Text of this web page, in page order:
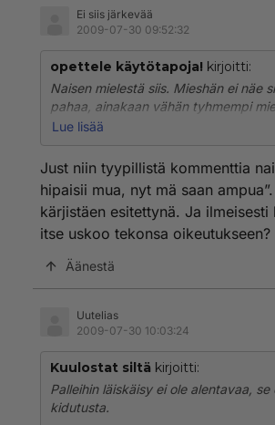
Ei siis järkevää
2009-07-30 09:52:32
opettele käytötapoja! kirjoitti:
Naisen mielestä siis. Mieshän ei näe
pahaa, ainakaan vähän tyhmempi
yhtään naista joka tykkäis siitä että
tehdä miehelle joku juttu josta
pidä=läpsäisy kiveksille. =D Helppoa!
Lue lisää
Just niin tyypillistä kommenttia
hipaisii mua, nyt mä saan
kärjistäen esitettynä. Ja ilmeisesti
itse uskoo tekonsa oikeutukseen?
Äänestä
Uutelias
2009-07-30 10:03:24
Kuulostat siltä kirjoitti:
Palleihin läiskäisy ei ole alentavaa, se
kidutusta.